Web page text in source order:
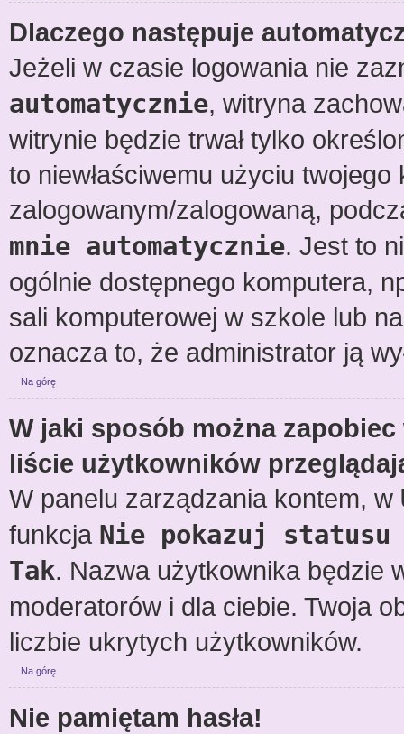
Dlaczego następuje
Jeżeli w czasie logowania nie
automatycznie, witryna
witrynie będzie trwał tylko
to niewłaściwemu użyciu
zalogowanym/zalogowaną,
mnie automatycznie. Jest to
ogólnie dostępnego komputera,
sali komputerowej w szkole lub
oznacza to, że administrator ją
Na górę
W jaki sposób można
liście użytkowników
W panelu zarządzania kontem, w
funkcja Nie pokazuj
Tak. Nazwa użytkownika będzie
moderatorów i dla ciebie. Twoja
liczbie ukrytych użytkowników.
Na górę
Nie pamiętam hasła!